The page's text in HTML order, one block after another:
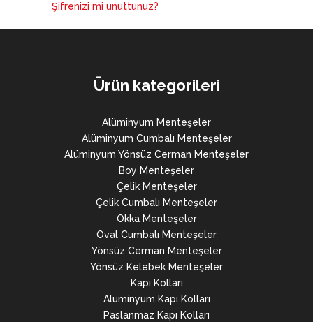
Şifrenizi mi unuttunuz?
Ürün kategorileri
Alüminyum Menteşeler
Alüminyum Cumbalı Menteşeler
Alüminyum Yönsüz Cerman Menteşeler
Boy Menteşeler
Çelik Menteşeler
Çelik Cumbalı Menteşeler
Okka Menteşeler
Oval Cumbalı Menteşeler
Yönsüz Cerman Menteşeler
Yönsüz Kelebek Menteşeler
Kapı Kolları
Aluminyum Kapı Kolları
Paslanmaz Kapı Kolları